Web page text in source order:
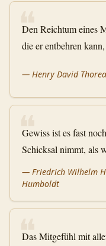
❝
Den Reichtum eines
die er entbehren
— Henry David
❝
Gewiss ist es fast
Schicksal nimmt, als
— Friedrich Wilhelm
Humboldt
❝
Das Mitgefühl mit